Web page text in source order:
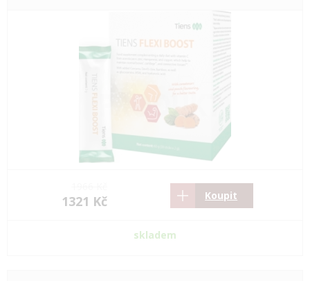
1321 Kč Koupit
skladem